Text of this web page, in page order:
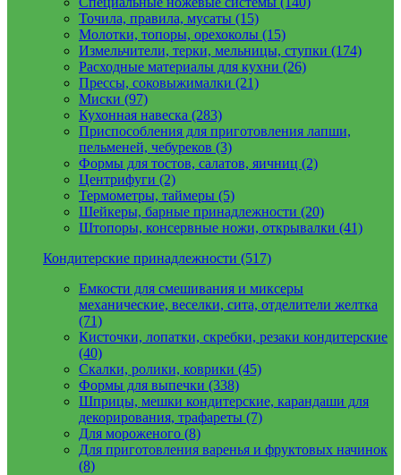
Точила, правила, мусаты (15)
Молотки, топоры, орехоколы (15)
Измельчители, терки, мельницы, ступки (174)
Расходные материалы для кухни (26)
Прессы, соковыжималки (21)
Миски (97)
Кухонная навеска (283)
Приспособления для приготовления лапши,
пельменей, чебуреков (3)
Формы для тостов, салатов, яичниц (2)
Центрифуги (2)
Термометры, таймеры (5)
Шейкеры, барные принадлежности (20)
Штопоры, консервные ножи, открывалки (41)
Кондитерские принадлежности (517)
Емкости для смешивания и миксеры
механические, веселки, сита, отделители желтка
(71)
Кисточки, лопатки, скребки, резаки кондитерские
(40)
Скалки, ролики, коврики (45)
Формы для выпечки (338)
Шприцы, мешки кондитерские, карандаши для
декорирования, трафареты (7)
Для мороженого (8)
Для приготовления варенья и фруктовых начинок
(8)